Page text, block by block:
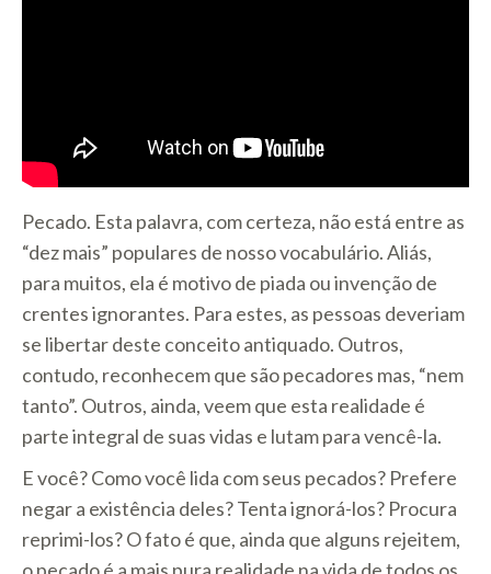
Pecado. Esta palavra, com certeza, não está entre as
“dez mais” populares de nosso vocabulário. Aliás,
para muitos, ela é motivo de piada ou invenção de
crentes ignorantes. Para estes, as pessoas deveriam
se libertar deste conceito antiquado. Outros,
contudo, reconhecem que são pecadores mas, “nem
tanto”. Outros, ainda, veem que esta realidade é
parte integral de suas vidas e lutam para vencê-la.
E você? Como você lida com seus pecados? Prefere
negar a existência deles? Tenta ignorá-los? Procura
reprimi-los? O fato é que, ainda que alguns rejeitem,